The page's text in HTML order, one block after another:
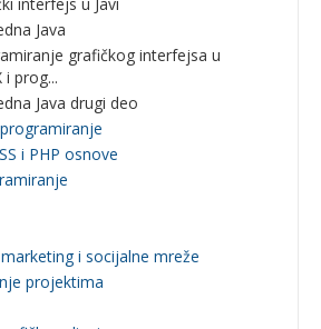
Java
grafičkog interfejsa u
i prog...
Java drugi deo
i PHP osnove
i socijalne mreže
projektima